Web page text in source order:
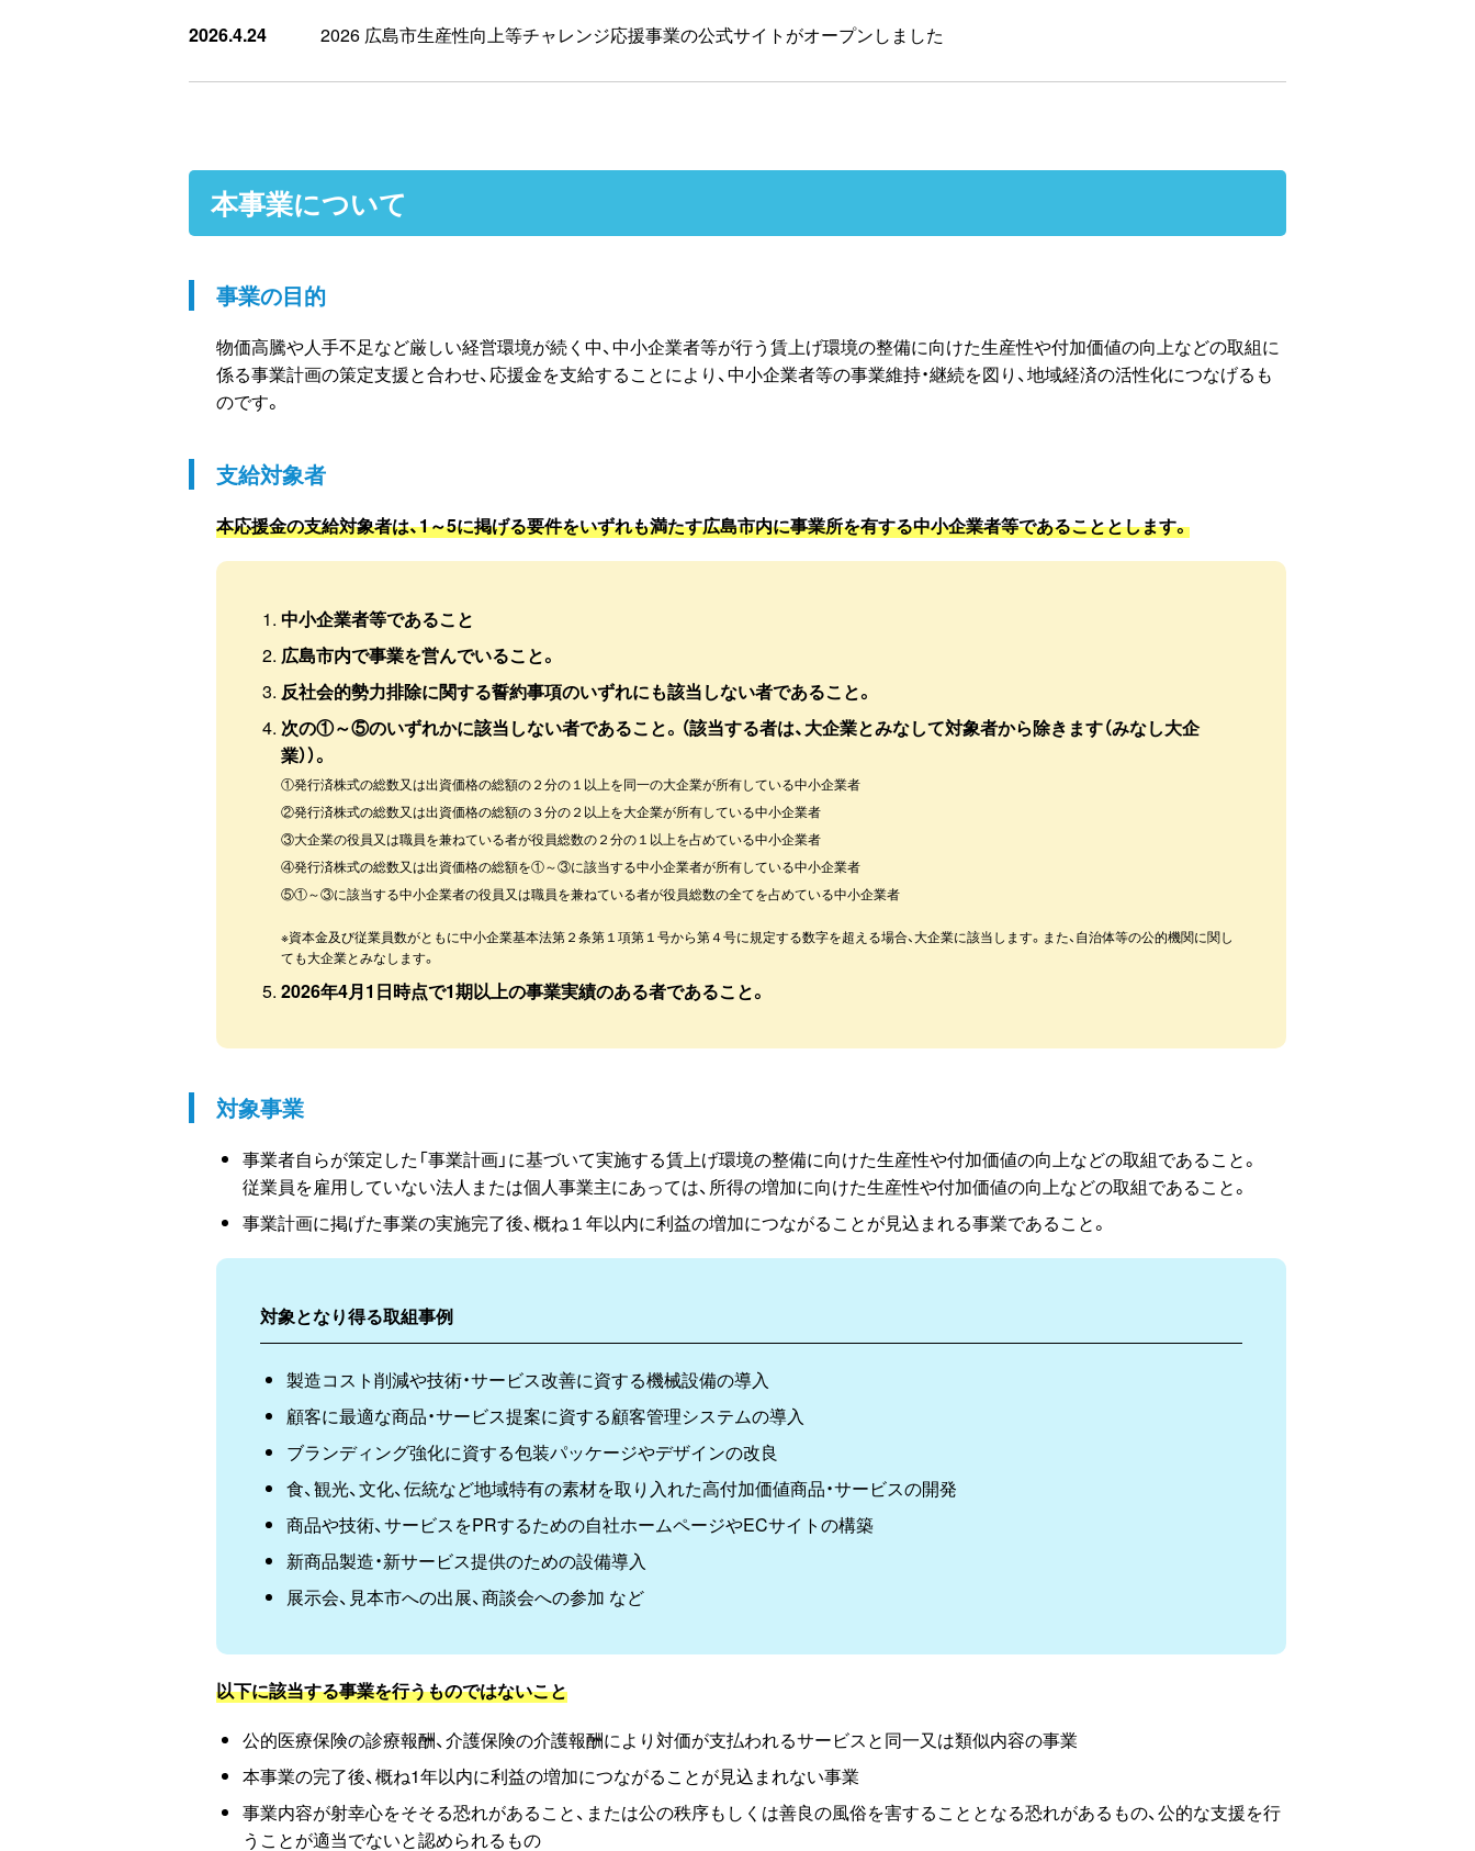
2026.4.24 2026 広島市生産性向上等チャレンジ応援事業の公式サイトがオープンしました
本事業について
事業の目的
物価高騰や人手不足など厳しい経営環境が続く中、中小企業者等が行う賃上げ環境の整備に向けた生産性や付加価値の向上などの取組に
係る事業計画の策定支援と合わせ、応援金を支給することにより、中小企業者等の事業維持・継続を図り、地域経済の活性化につなげるも
のです。
支給対象者
本応援金の支給対象者は、1～5に掲げる要件をいずれも満たす広島市内に事業所を有する中小企業者等であることとします。
中小企業者等であること
広島市内で事業を営んでいること。
反社会的勢力排除に関する誓約事項のいずれにも該当しない者であること。
次の①～⑤のいずれかに該当しない者であること。（該当する者は、大企業とみなして対象者から除きます（みなし大企
業））。
①発行済株式の総数又は出資価格の総額の２分の１以上を同一の大企業が所有している中小企業者
②発行済株式の総数又は出資価格の総額の３分の２以上を大企業が所有している中小企業者
③大企業の役員又は職員を兼ねている者が役員総数の２分の１以上を占めている中小企業者
④発行済株式の総数又は出資価格の総額を①～③に該当する中小企業者が所有している中小企業者
⑤①～③に該当する中小企業者の役員又は職員を兼ねている者が役員総数の全てを占めている中小企業者
※資本金及び従業員数がともに中小企業基本法第２条第１項第１号から第４号に規定する数字を超える場合、大企業に該当します。また、自治体等の公的機関に関し
ても大企業とみなします。
2026年4月1日時点で1期以上の事業実績のある者であること。
対象事業
事業者自らが策定した「事業計画」に基づいて実施する賃上げ環境の整備に向けた生産性や付加価値の向上などの取組であること。
従業員を雇用していない法人または個人事業主にあっては、所得の増加に向けた生産性や付加価値の向上などの取組であること。
事業計画に掲げた事業の実施完了後、概ね１年以内に利益の増加につながることが見込まれる事業であること。
対象となり得る取組事例
製造コスト削減や技術・サービス改善に資する機械設備の導入
顧客に最適な商品・サービス提案に資する顧客管理システムの導入
ブランディング強化に資する包装パッケージやデザインの改良
食、観光、文化、伝統など地域特有の素材を取り入れた高付加価値商品・サービスの開発
商品や技術、サービスをPRするための自社ホームページやECサイトの構築
新商品製造・新サービス提供のための設備導入
展示会、見本市への出展、商談会への参加 など
以下に該当する事業を行うものではないこと
公的医療保険の診療報酬、介護保険の介護報酬により対価が支払われるサービスと同一又は類似内容の事業
本事業の完了後、概ね1年以内に利益の増加につながることが見込まれない事業
事業内容が射幸心をそそる恐れがあること、または公の秩序もしくは善良の風俗を害することとなる恐れがあるもの、公的な支援を行
うことが適当でないと認められるもの